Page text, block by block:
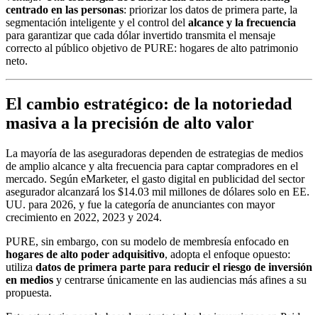
centrado en las personas: priorizar los datos de primera parte, la
segmentación inteligente y el control del alcance y la frecuencia
para garantizar que cada dólar invertido transmita el mensaje
correcto al público objetivo de PURE: hogares de alto patrimonio
neto.
El cambio estratégico: de la notoriedad
masiva a la precisión de alto valor
La mayoría de las aseguradoras dependen de estrategias de medios
de amplio alcance y alta frecuencia para captar compradores en el
mercado. Según eMarketer, el gasto digital en publicidad del sector
asegurador alcanzará los $14.03 mil millones de dólares solo en EE.
UU. para 2026, y fue la categoría de anunciantes con mayor
crecimiento en 2022, 2023 y 2024.
PURE, sin embargo, con su modelo de membresía enfocado en
hogares de alto poder adquisitivo, adopta el enfoque opuesto:
utiliza datos de primera parte para reducir el riesgo de inversión
en medios y centrarse únicamente en las audiencias más afines a su
propuesta.